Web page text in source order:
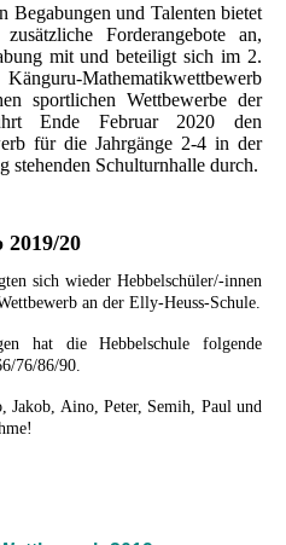
Begabungen und Talenten bietet
Forderangebote an,
mit und beteiligt sich im 2.
Mathematikwettbewerb
sportlichen Wettbewerbe der
Ende Februar 2020 den
für die Jahrgänge 2-4 in der
stehenden Schulturnhalle durch.
20
sich wieder Hebbelschüler/-innen
an der Elly-Heuss-Schule.
hat die Hebbelschule folgende
76/86/90.
Jakob, Aino, Peter, Semih, Paul und